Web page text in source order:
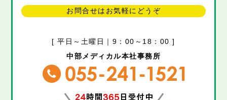
お問合せはお気軽にどうぞ
[ 平日～土曜日｜9：00～18：00 ]
中部メディカル本社事務所